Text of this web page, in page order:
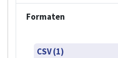
Formaten
CSV (1)